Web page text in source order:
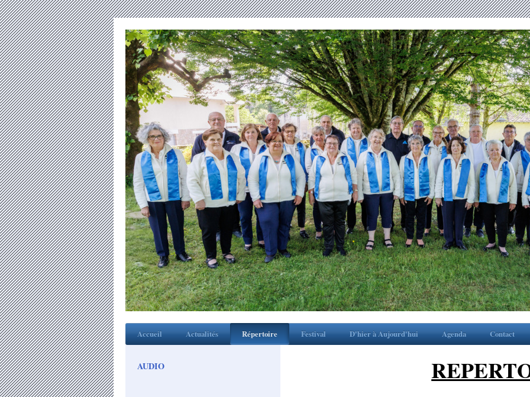
Accueil Actualités Répertoire Festival D'hier à Aujourd'hui Agenda Contact
AUDIO